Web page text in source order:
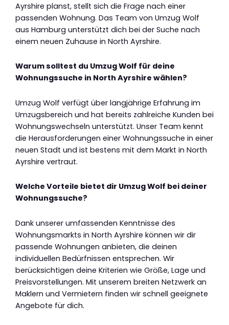
Ayrshire planst, stellt sich die Frage nach einer
passenden Wohnung. Das Team von Umzug Wolf
aus Hamburg unterstützt dich bei der Suche nach
einem neuen Zuhause in North Ayrshire.
Warum solltest du Umzug Wolf für deine
Wohnungssuche in North Ayrshire wählen?
Umzug Wolf verfügt über langjährige Erfahrung im
Umzugsbereich und hat bereits zahlreiche Kunden bei
Wohnungswechseln unterstützt. Unser Team kennt
die Herausforderungen einer Wohnungssuche in einer
neuen Stadt und ist bestens mit dem Markt in North
Ayrshire vertraut.
Welche Vorteile bietet dir Umzug Wolf bei deiner
Wohnungssuche?
Dank unserer umfassenden Kenntnisse des
Wohnungsmarkts in North Ayrshire können wir dir
passende Wohnungen anbieten, die deinen
individuellen Bedürfnissen entsprechen. Wir
berücksichtigen deine Kriterien wie Größe, Lage und
Preisvorstellungen. Mit unserem breiten Netzwerk an
Maklern und Vermietern finden wir schnell geeignete
Angebote für dich.